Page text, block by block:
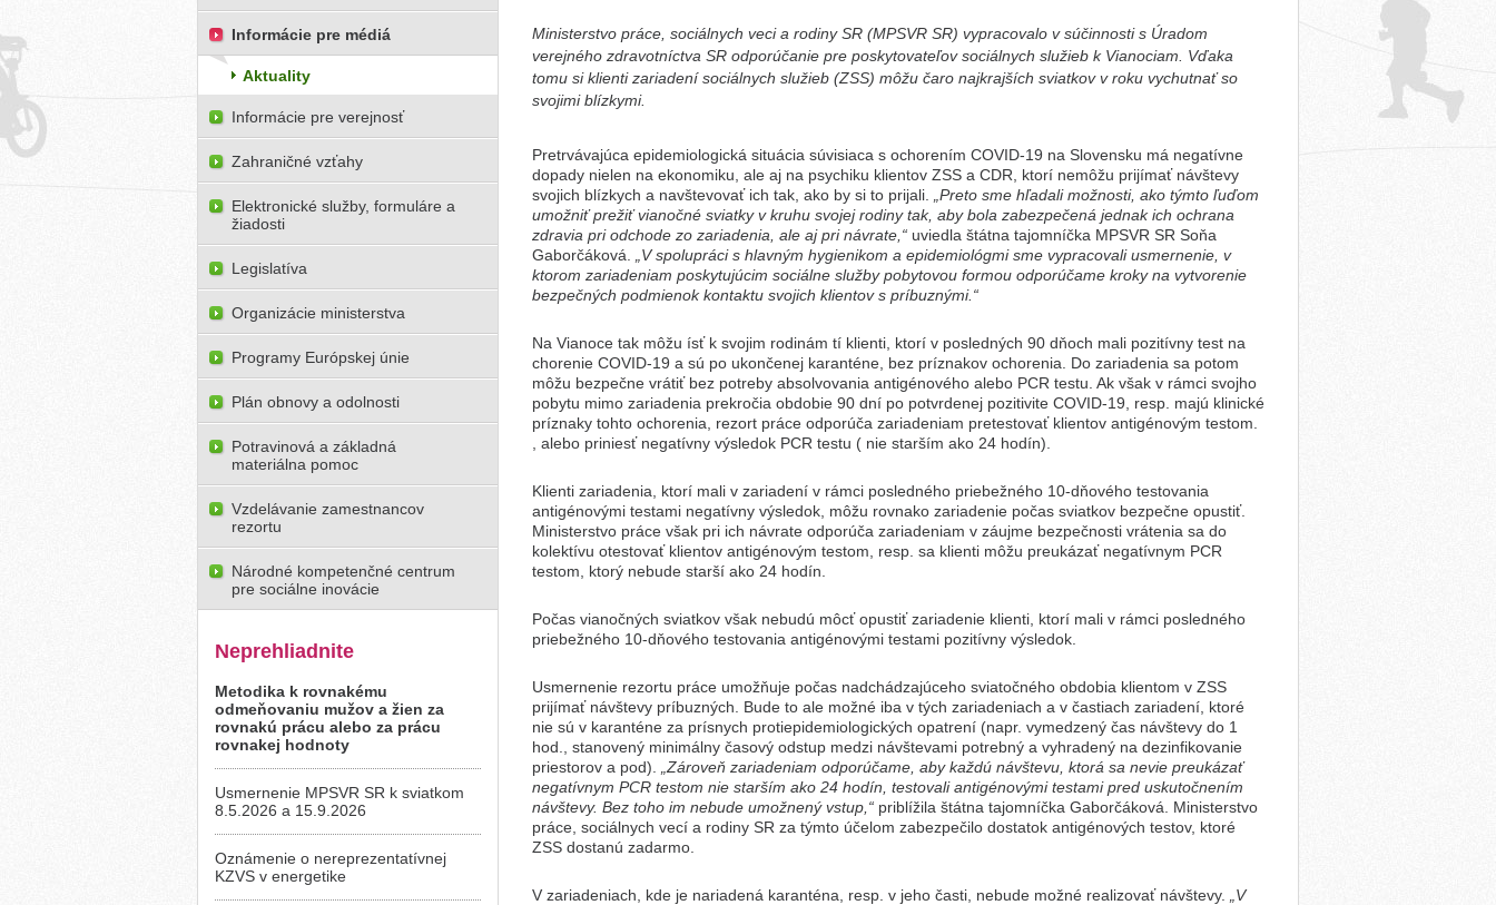
Ministerstvo práce, sociálnych veci a rodiny SR (MPSVR SR) vypracovalo v súčinnosti s Úradom
verejného zdravotníctva SR odporúčanie pre poskytovateľov sociálnych služieb k Vianociam. Vďaka
tomu si klienti zariadení sociálnych služieb (ZSS) môžu čaro najkrajších sviatkov v roku vychutnať so
svojimi blízkymi.
Pretrvávajúca epidemiologická situácia súvisiaca s ochorením COVID-19 na Slovensku má negatívne
dopady nielen na ekonomiku, ale aj na psychiku klientov ZSS a CDR, ktorí nemôžu prijímať návštevy
svojich blízkych a navštevovať ich tak, ako by si to prijali.
„Preto sme hľadali možnosti, ako týmto ľuďom
umožniť prežiť vianočné sviatky v kruhu svojej rodiny tak, aby bola zabezpečená jednak ich ochrana
zdravia pri odchode zo zariadenia, ale aj pri návrate,“ uviedla štátna tajomníčka MPSVR SR Soňa
Gaborčáková.
„V spolupráci s hlavným hygienikom a epidemiológmi sme vypracovali usmernenie, v
ktorom zariadeniam poskytujúcim sociálne služby pobytovou formou odporúčame kroky na vytvorenie
bezpečných podmienok kontaktu svojich klientov s príbuznými.“
Na Vianoce tak môžu ísť k svojim rodinám tí klienti, ktorí v posledných 90 dňoch mali pozitívny test na
chorenie COVID-19 a sú po ukončenej karanténe, bez príznakov ochorenia. Do zariadenia sa potom
môžu bezpečne vrátiť bez potreby absolvovania antigénového alebo PCR testu. Ak však v rámci svojho
pobytu mimo zariadenia prekročia obdobie 90 dní po potvrdenej pozitivite COVID-19, resp. majú klinické
príznaky tohto ochorenia, rezort práce odporúča zariadeniam pretestovať klientov antigénovým testom.
, alebo priniesť negatívny výsledok PCR testu ( nie starším ako 24 hodín).
Klienti zariadenia, ktorí mali v zariadení v rámci posledného priebežného 10-dňového testovania
antigénovými testami negatívny výsledok, môžu rovnako zariadenie počas sviatkov bezpečne opustiť.
Ministerstvo práce však pri ich návrate odporúča zariadeniam v záujme bezpečnosti vrátenia sa do
kolektívu otestovať klientov antigénovým testom, resp. sa klienti môžu preukázať negatívnym PCR
testom, ktorý nebude starší ako 24 hodín.
Počas vianočných sviatkov však nebudú môcť opustiť zariadenie klienti, ktorí mali v rámci posledného
priebežného 10-dňového testovania antigénovými testami pozitívny výsledok.
Usmernenie rezortu práce umožňuje počas nadchádzajúceho sviatočného obdobia klientom v ZSS
prijímať návštevy príbuzných. Bude to ale možné iba v tých zariadeniach a v častiach zariadení, ktoré
nie sú v karanténe za prísnych protiepidemiologických opatrení (napr. vymedzený čas návštevy do 1
hod., stanovený minimálny časový odstup medzi návštevami potrebný a vyhradený na dezinfikovanie
priestorov a pod).
„Zároveň zariadeniam odporúčame, aby každú návštevu, ktorá sa nevie preukázať
negatívnym PCR testom nie starším ako 24 hodín, testovali antigénovými testami pred uskutočnením
návštevy. Bez toho im nebude umožnený vstup,“ priblížila štátna tajomníčka Gaborčáková. Ministerstvo
práce, sociálnych vecí a rodiny SR za týmto účelom zabezpečilo dostatok antigénových testov, ktoré
ZSS dostanú zadarmo.
V zariadeniach, kde je nariadená karanténa, resp. v jeho časti, nebude možné realizovať návštevy.
„V
Informácie pre médiá
Aktuality
Informácie pre verejnosť
Zahraničné vzťahy
Elektronické služby, formuláre a
žiadosti
Legislatíva
Organizácie ministerstva
Programy Európskej únie
Plán obnovy a odolnosti
Potravinová a základná
materiálna pomoc
Vzdelávanie zamestnancov
rezortu
Národné kompetenčné centrum
pre sociálne inovácie
Neprehliadnite
Metodika k rovnakému
odmeňovaniu mužov a žien za
rovnakú prácu alebo za prácu
rovnakej hodnoty
Usmernenie MPSVR SR k sviatkom
8.5.2026 a 15.9.2026
Oznámenie o nereprezentatívnej
KZVS v energetike